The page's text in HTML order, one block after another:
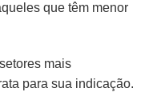
que têm menor
mais
para sua indicação.